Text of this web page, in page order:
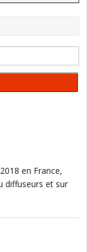
en France,
diffuseurs et sur